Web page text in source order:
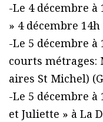
-Le 4 décembre à
» 4 décembre
-Le 5 décembre
courts métrages:
aires St Michel)
-Le 5 décembre à
et Juliette » à La